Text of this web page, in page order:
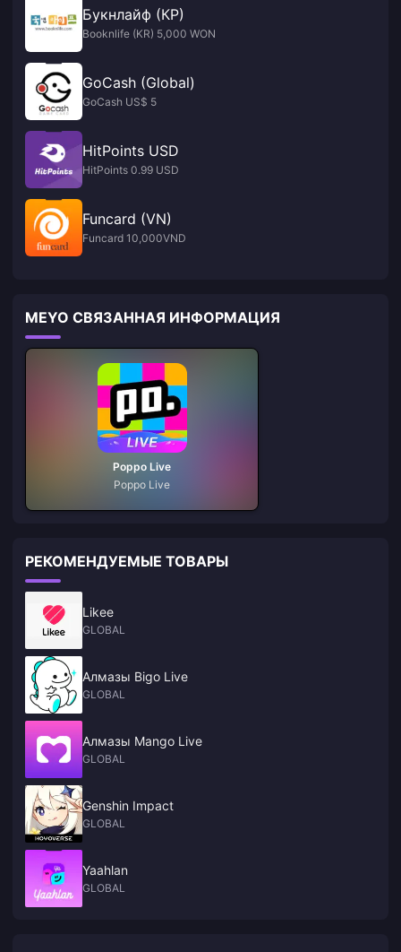
Букнлайф (КР)
Booknlife (KR) 5,000 WON
GoCash (Global)
GoCash US$ 5
HitPoints USD
HitPoints 0.99 USD
Funcard (VN)
Funcard 10,000VND
MEYO СВЯЗАННАЯ ИНФОРМАЦИЯ
Poppo Live
Poppo Live
РЕКОМЕНДУЕМЫЕ ТОВАРЫ
Likee
GLOBAL
Алмазы Bigo Live
GLOBAL
Алмазы Mango Live
GLOBAL
Genshin Impact
GLOBAL
Yaahlan
GLOBAL